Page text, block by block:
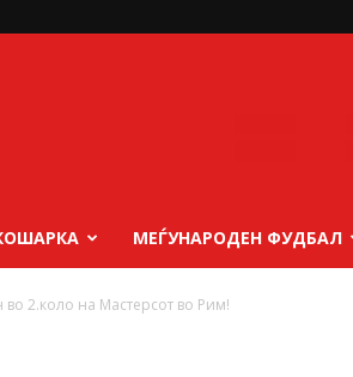
МЕЃУНАРОДЕН ФУДБАЛ
2.коло на Мастерсот во Рим!